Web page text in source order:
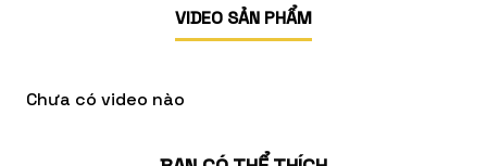
VIDEO SẢN PHẨM
Chưa có video nào